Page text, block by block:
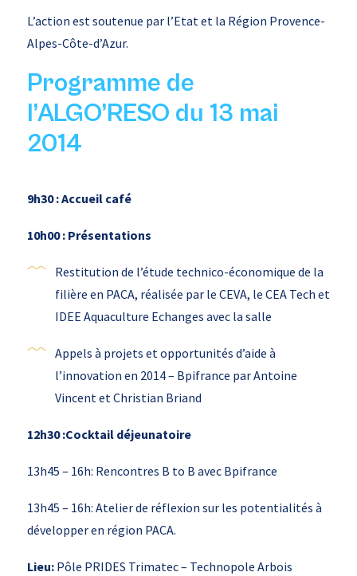
L’action est soutenue par l’Etat et la Région Provence-
Alpes-Côte-d’Azur.
Programme de
l’ALGO’RESO du 13 mai
2014
9h30 :Accueil café
10h00 : Présentations
Restitution de l’étude technico-économique de la
filière en PACA, réalisée par le CEVA, le CEA Tech et
IDEE Aquaculture Echanges avec la salle
Appels à projets et opportunités d’aide à
l’innovation en 2014 – Bpifrance par Antoine
Vincent et Christian Briand
12h30 :Cocktail déjeunatoire
13h45 – 16h: Rencontres B to B avec Bpifrance
13h45 – 16h: Atelier de réflexion sur les potentialités à
développer en région PACA.
Lieu: Pôle PRIDES Trimatec – Technopole Arbois